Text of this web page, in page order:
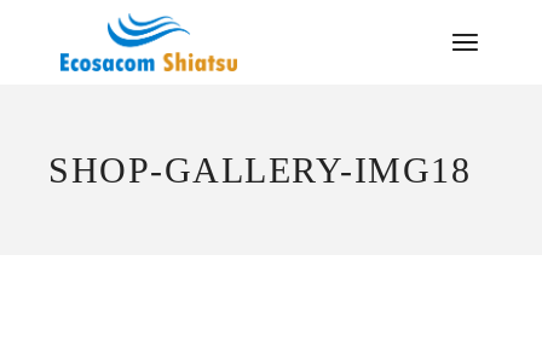
SHOP-GALLERY-IMG18